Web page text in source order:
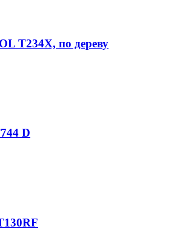
T234X, по дереву
D